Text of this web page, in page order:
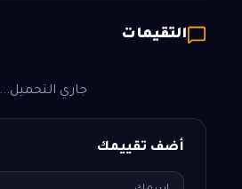
التقيمات
جاري التحميل...
أضف تقييمك